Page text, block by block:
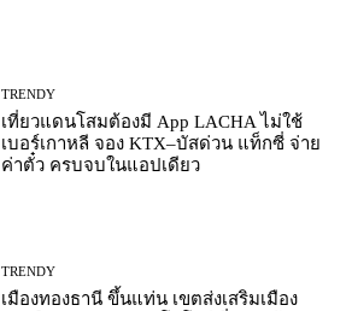
TRENDY
เที่ยวแดนโสมต้องมี App LACHA ไม่ใช้
เบอร์เกาหลี จอง KTX–บัสด่วน แท็กซี่ จ่าย
ค่าตั๋ว ครบจบในแอปเดียว
TRENDY
เมืองทองธานี ขึ้นแท่น เขตส่งเสริมเมือง